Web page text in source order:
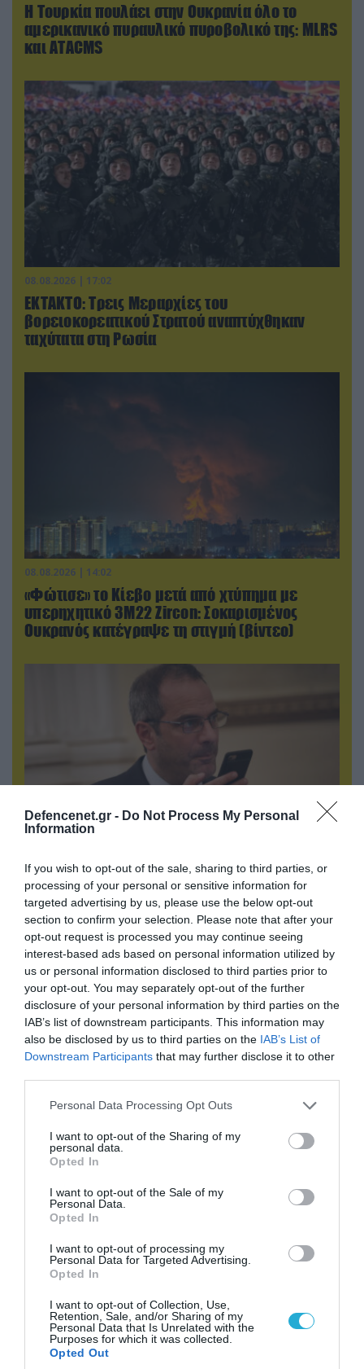
Defencenet.gr - Do Not Process My Personal
Information
If you wish to opt-out of the sale, sharing to third parties, or
processing of your personal or sensitive information for
targeted advertising by us, please use the below opt-out
section to confirm your selection. Please note that after your
opt-out request is processed you may continue seeing
interest-based ads based on personal information utilized by
us or personal information disclosed to third parties prior to
your opt-out. You may separately opt-out of the further
disclosure of your personal information by third parties on the
IAB’s list of downstream participants. This information may
also be disclosed by us to third parties on the IAB’s List of
Downstream Participants that may further disclose it to other
Please note that this website/app uses one or more Google
not limited to your visit or usage behaviour. You may click to
grant or deny consent to Google and its third-party tags to
use your data for below specified purposes in below Google
consent section.
Personal Data Processing Opt Outs
I want to opt-out of the Sharing of my
personal data.
Opted In
I want to opt-out of the Sale of my
Personal Data.
Opted In
I want to opt-out of processing my
Personal Data for Targeted Advertising.
Opted In
I want to opt-out of Collection, Use,
Retention, Sale, and/or Sharing of my
Personal Data that Is Unrelated with the
Purposes for which it was collected.
Opted Out
Η Τουρκία πουλάει στην Ουκρανία όλο το
αμερικανικό πυραυλικό πυροβολικό της: MLRS
και ΑΤΑCMS
08.08.2026 | 17:02
ΕΚΤΑΚΤΟ: Τρεις Μεραρχίες του
βορειοκορεατικού Στρατού αναπτύχθηκαν
ταχύτατα στη Ρωσία
08.08.2026 | 14:02
«Φώτισε» το Κίεβο μετά από χτύπημα με
υπερηχητικό 3M22 Zircon: Σοκαρισμένος
Ουκρανός κατέγραψε τη στιγμή (βίντεο)
07.08.2026 | 20:02
Ο Γιάννης Αλαφούζος «τέλειωσε» τον
Κωνσταντίνο Ζούλα από τον ΣΚΑΪ – Ο λόγος της
απομάκρυνσής του
08.08.2026 | 18:02
Σ.Αραβίας & Πακιστάν θα πολεμήσουν Ριάντ και
Ισλαμαμπάντ κατά της Ελλάδας!